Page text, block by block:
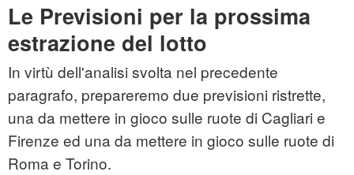
Le Previsioni per la prossima
estrazione del lotto
In virtù dell'analisi svolta nel precedente
paragrafo, prepareremo due previsioni ristrette,
una da mettere in gioco sulle ruote di Cagliari e
Firenze ed una da mettere in gioco sulle ruote di
Roma e Torino.